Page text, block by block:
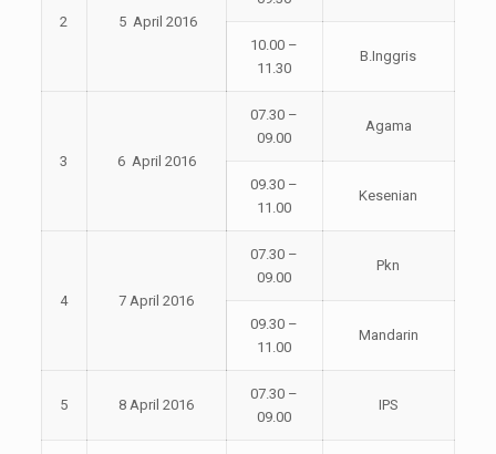
2 5 April 2016
10.00 –
11.30
B.Inggris
3 6 April 2016
07.30 –
09.00
Agama
09.30 –
11.00
Kesenian
4 7 April 2016
07.30 –
09.00
Pkn
09.30 –
11.00
Mandarin
5 8 April 2016
07.30 –
09.00
IPS